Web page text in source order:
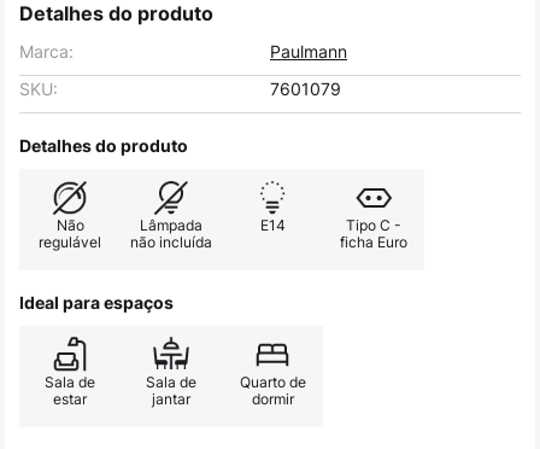
Detalhes do produto
Marca:
Paulmann
SKU:
7601079
Detalhes do produto
Não
regulável
Lâmpada
não incluída
E14
Tipo C -
ficha Euro
Ideal para espaços
Sala de
estar
Sala de
jantar
Quarto de
dormir